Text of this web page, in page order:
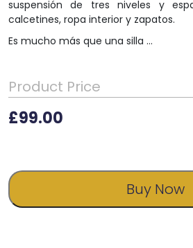
suspensión de tres niveles y
calcetines, ropa interior y zapatos.
Es mucho más que una silla …
Product Price
£99.00
Buy Now